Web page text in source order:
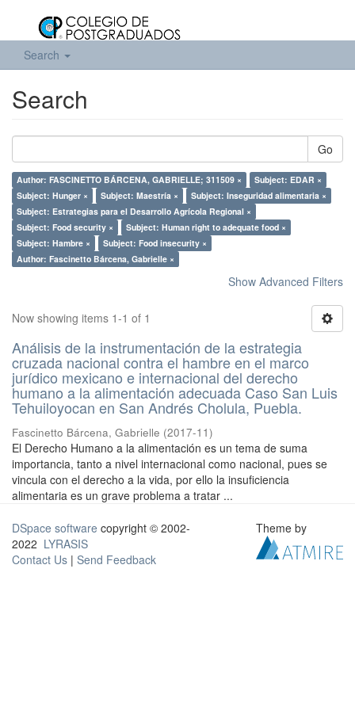
Search
Search
Go
Author: FASCINETTO BÁRCENA, GABRIELLE; 311509 ×
Subject: EDAR ×
Subject: Hunger ×
Subject: Maestría ×
Subject: Inseguridad alimentaria ×
Subject: Estrategias para el Desarrollo Agrícola Regional ×
Subject: Food security ×
Subject: Human right to adequate food ×
Subject: Hambre ×
Subject: Food insecurity ×
Author: Fascinetto Bárcena, Gabrielle ×
Show Advanced Filters
Now showing items 1-1 of 1
Análisis de la instrumentación de la estrategia
cruzada nacional contra el hambre en el marco
jurídico mexicano e internacional del derecho
humano a la alimentación adecuada Caso San Luis
Tehuiloyocan en San Andrés Cholula, Puebla.
Fascinetto Bárcena, Gabrielle (2017-11)
El Derecho Humano a la alimentación es un tema de suma
importancia, tanto a nivel internacional como nacional, pues se
vincula con el derecho a la vida, por ello la insuficiencia
alimentaria es un grave problema a tratar ...
DSpace software copyright © 2002-
2022 LYRASIS
Contact Us | Send Feedback
Theme by